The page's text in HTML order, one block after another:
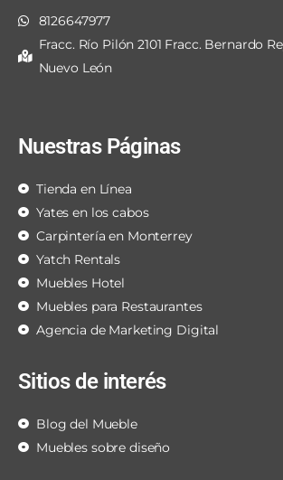
8126647977
Fracc. Río Pilón 2101 Fracc. Bernardo
Nuevo León
Nuestras Páginas
Tienda en Línea
Yates en los cabos
Carpintería en Monterrey
Yatch Rentals
Muebles Hotel
Muebles para Restaurantes
Agencia de Marketing Digital
Sitios de interés
Blog del Mueble
Muebles sobre diseño